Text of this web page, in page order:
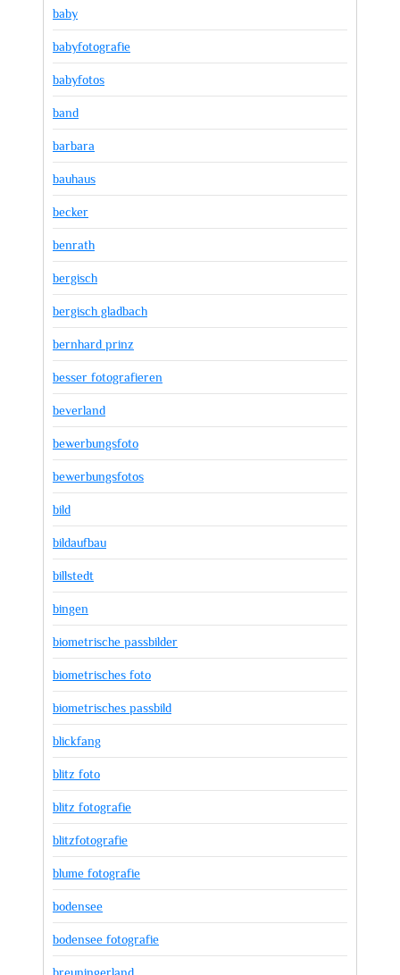
baby
babyfotografie
babyfotos
band
barbara
bauhaus
becker
benrath
bergisch
bergisch gladbach
bernhard prinz
besser fotografieren
beverland
bewerbungsfoto
bewerbungsfotos
bild
bildaufbau
billstedt
bingen
biometrische passbilder
biometrisches foto
biometrisches passbild
blickfang
blitz foto
blitz fotografie
blitzfotografie
blume fotografie
bodensee
bodensee fotografie